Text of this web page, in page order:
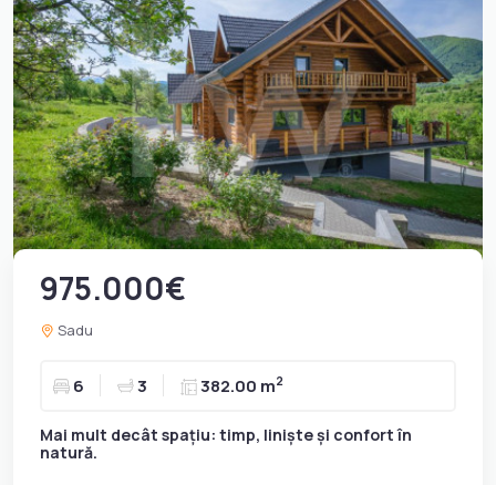
975.000€
Sadu
6 3 382.00 m2
Mai mult decât spațiu: timp, liniște și confort în
natură.